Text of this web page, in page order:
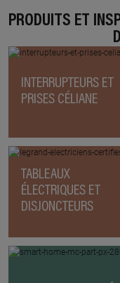
PRODUITS ET
INTERRUPTEURS ET
PRISES CÉLIANE
TABLEAUX
ÉLECTRIQUES ET
DISJONCTEURS